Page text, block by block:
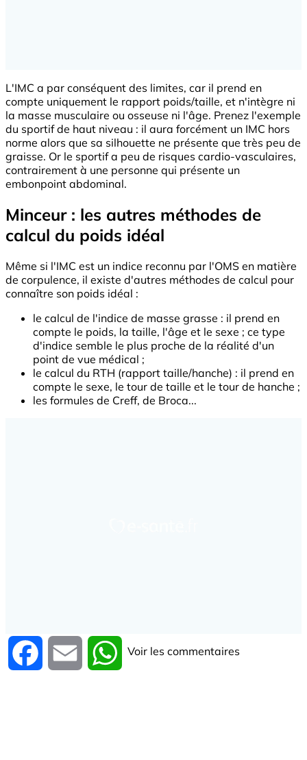
L'IMC a par conséquent des limites, car il prend en
compte uniquement le rapport poids/taille, et n'intègre ni
la masse musculaire ou osseuse ni l'âge. Prenez l'exemple
du sportif de haut niveau : il aura forcément un IMC hors
norme alors que sa silhouette ne présente que très peu de
graisse. Or le sportif a peu de risques cardio-vasculaires,
contrairement à une personne qui présente un
embonpoint abdominal.
Minceur : les autres méthodes de
calcul du poids idéal
Même si l'IMC est un indice reconnu par l'OMS en matière
de corpulence, il existe d'autres méthodes de calcul pour
connaître son poids idéal :
le calcul de l'indice de masse grasse : il prend en
compte le poids, la taille, l'âge et le sexe ; ce type
d'indice semble le plus proche de la réalité d'un
point de vue médical ;
le calcul du RTH (rapport taille/hanche) : il prend en
compte le sexe, le tour de taille et le tour de hanche ;
les formules de Creff, de Broca...
Facebook Email WhatsApp
Voir les commentaires